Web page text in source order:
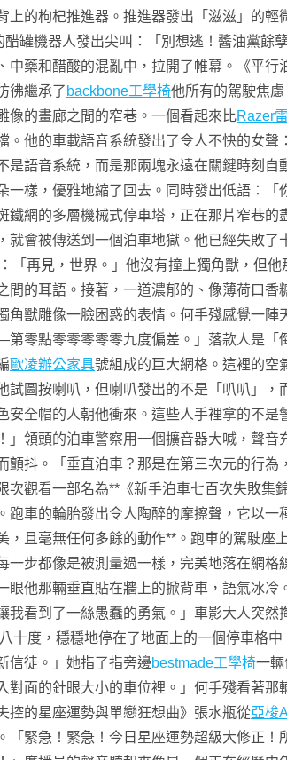
的枸杞推進器。推進器發出「滋滋」的
罐機器人發出尖叫：「別想逃！醬油黨餘
藥和醋酸的混亂中，拉開了帷幕。《平
彿繼承了 backbone工學椅他所有的駕駛焦
像的畫廊之間的窄巷。一個看起來比Razer
他的車載語音系統發出了令人不快的女
語音系統，而是那兩塊永遠在關鍵時刻
樣，優雅地縮了回去。同時發出低語：
網的多層機械式停車塔，正在那片窄巷
會被傳送到一個泊車地獄。他已經失敗
「再見，世界。」他沒有撞上獨角獸，但
的耳語。接著，一道濃郁的、像薄荷口
獸雕像一臉困惑的表情。何手殘感覺一
零點零零零零零九度偏差。」落款人是「
歐凌辦公家具號組成的巨大網格。這裡的空
圖按喇叭，但喇叭發出的不是「叭叭」
全帽的人朝他衝來。這些人手裡拿的不
領頭的泊車警察用一個擴音器大喊，聲音
顫抖。「垂直泊車？那是在第三次元的行
觀看一部名為**《新手泊車七百次失敗集
車的輪胎發出令人陶醉的摩擦聲，它以
且毫無任何多餘的動作**。跑車的駕駛座
步都像是被測量過一樣，完美地落在網
他那輛垂直貼在牆上的掀背車，語氣冰
看到了一絲愚蠢的勇氣。」車影大人突然
十度，穩穩地停在了地面上的一個停車格
信徒。」她指了指旁邊bestmade工學椅一
面的針眼大小的車位裡。」何手殘看著
控的星座運勢與單戀狂想曲》張水瓶從亞梭
緊急！緊急！今日星座運勢超級大修正